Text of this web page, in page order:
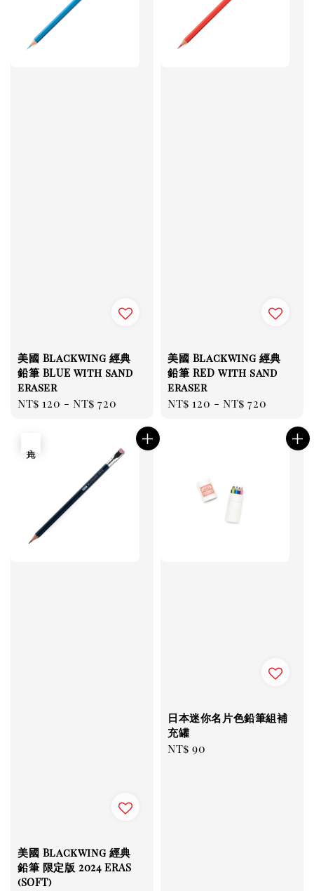
美國 Blackwing 經典
鉛筆 BLUE with sand
eraser
Regular
NT$ 120 -NT$ 720
美國 Blackwing 經典
鉛筆 RED with sand
eraser
Regular
NT$ 120 -NT$ 720
美國 Blackwing 經典
鉛筆 限定版 2024 ERAS
(SOFT)
日本迷你名片色鉛筆組補
充罐
Regular
NT$ 90